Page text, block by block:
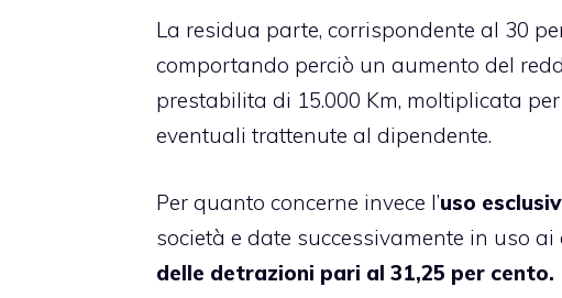
La residua parte, corrispondente al 30
comportando perciò un aumento del
prestabilita di 15.000 Km, moltiplicata
eventuali trattenute al dipendente.
Per quanto concerne invece l’uso
società e date successivamente in uso
delle detrazioni pari al 31,25 per cento.